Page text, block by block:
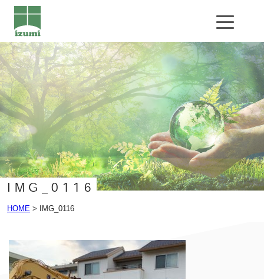
エクステリア工事
基礎工事
企業情報
会社概要
導入設備
お問い合わせ
IMG_0116
HOME > IMG_0116